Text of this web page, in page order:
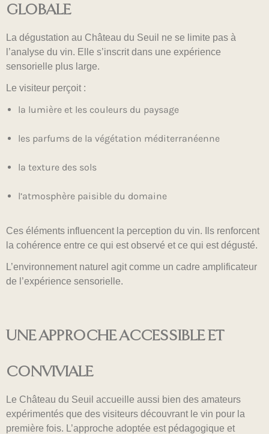
GLOBALE
La dégustation au Château du Seuil ne se limite pas à
l’analyse du vin. Elle s’inscrit dans une expérience
sensorielle plus large.
Le visiteur perçoit :
la lumière et les couleurs du paysage
les parfums de la végétation méditerranéenne
la texture des sols
l’atmosphère paisible du domaine
Ces éléments influencent la perception du vin. Ils renforcent
la cohérence entre ce qui est observé et ce qui est dégusté.
L’environnement naturel agit comme un cadre amplificateur
de l’expérience sensorielle.
UNE APPROCHE ACCESSIBLE ET
CONVIVIALE
Le Château du Seuil accueille aussi bien des amateurs
expérimentés que des visiteurs découvrant le vin pour la
première fois. L’approche adoptée est pédagogique et